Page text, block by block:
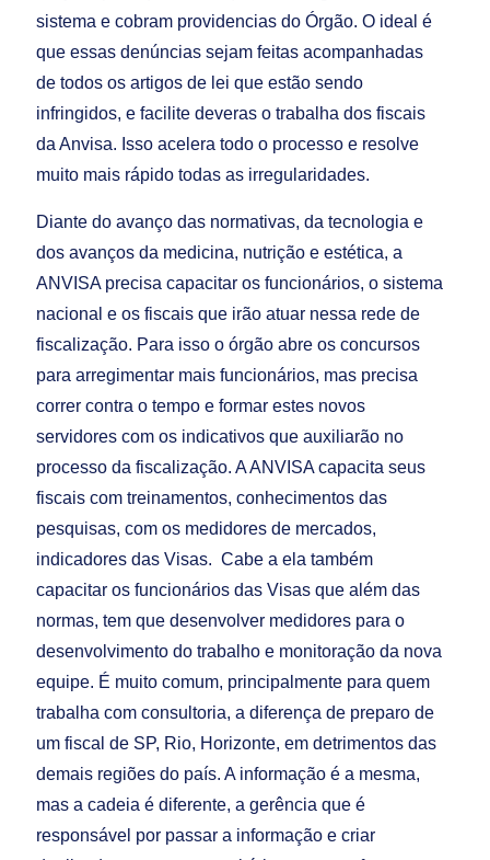
sistema e cobram providencias do Órgão. O ideal é
que essas denúncias sejam feitas acompanhadas
de todos os artigos de lei que estão sendo
infringidos, e facilite deveras o trabalha dos fiscais
da Anvisa. Isso acelera todo o processo e resolve
muito mais rápido todas as irregularidades.
Diante do avanço das normativas, da tecnologia e
dos avanços da medicina, nutrição e estética, a
ANVISA precisa capacitar os funcionários, o sistema
nacional e os fiscais que irão atuar nessa rede de
fiscalização. Para isso o órgão abre os concursos
para arregimentar mais funcionários, mas precisa
correr contra o tempo e formar estes novos
servidores com os indicativos que auxiliarão no
processo da fiscalização. A ANVISA capacita seus
fiscais com treinamentos, conhecimentos das
pesquisas, com os medidores de mercados,
indicadores das Visas. Cabe a ela também
capacitar os funcionários das Visas que além das
normas, tem que desenvolver medidores para o
desenvolvimento do trabalho e monitoração da nova
equipe. É muito comum, principalmente para quem
trabalha com consultoria, a diferença de preparo de
um fiscal de SP, Rio, Horizonte, em detrimentos das
demais regiões do país. A informação é a mesma,
mas a cadeia é diferente, a gerência que é
responsável por passar a informação e criar